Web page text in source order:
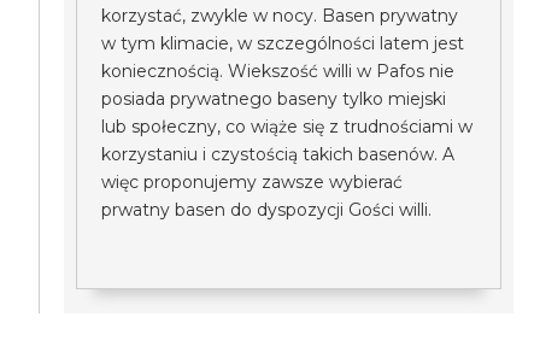
korzystać, zwykle w nocy. Basen prywatny
w tym klimacie, w szczególności latem jest
koniecznością. Wiekszość willi w Pafos nie
posiada prywatnego baseny tylko miejski
lub społeczny, co wiąże się z trudnościami w
korzystaniu i czystością takich basenów. A
więc proponujemy zawsze wybierać
prwatny basen do dyspozycji Gości willi.